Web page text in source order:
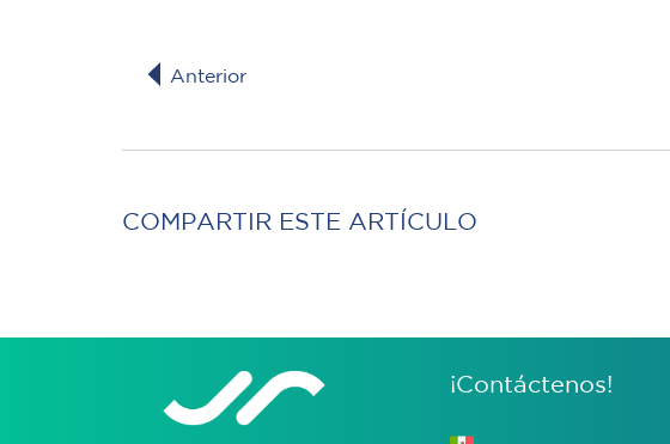
Anterior
COMPARTIR ESTE ARTÍCULO
¡Contáctenos!